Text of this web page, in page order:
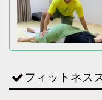
フィットネス